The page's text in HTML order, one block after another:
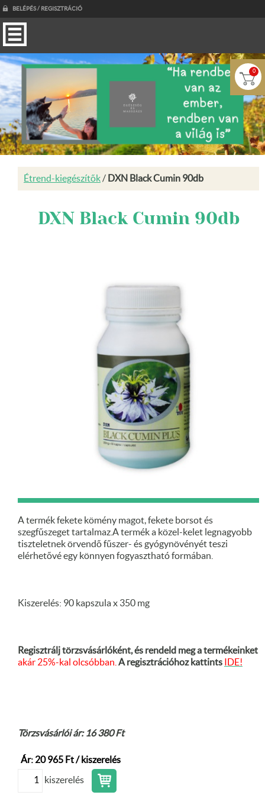
BELÉPÉS / REGISZTRÁCIÓ
0
Étrend-kiegészítők/ DXN Black Cumin 90db
DXN Black Cumin 90db
A termék fekete kömény magot, fekete borsot és
szegfűszeget tartalmaz.A termék a közel-kelet legnagyobb
tiszteletnek örvendő fűszer- és gyógynövényét teszi
elérhetővé egy könnyen fogyasztható formában.
Kiszerelés: 90 kapszula x 350 mg
Regisztrálj törzsvásárlóként, és rendeld meg a termékeinket
akár 25%-kal olcsóbban. A regisztrációhoz kattints IDE!
Törzsvásárlói ár: 16 380 Ft
Ár: 20 965 Ft / kiszerelés
kiszerelés